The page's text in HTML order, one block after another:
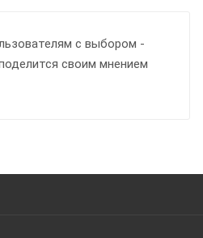
с выбором -
своим мнением